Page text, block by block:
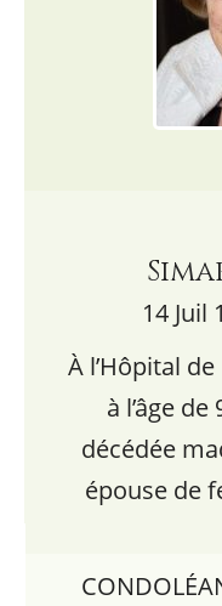
14 Juil
À l’Hôpital
à l’âge
décédée
épouse de